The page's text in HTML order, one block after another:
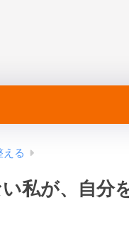
える
私が、自分